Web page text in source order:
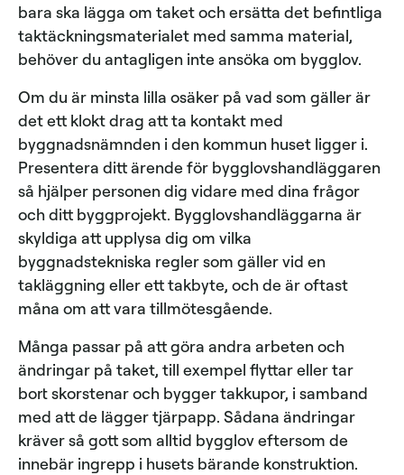
bara ska lägga om taket och ersätta det befintliga
taktäckningsmaterialet med samma material,
behöver du antagligen inte ansöka om bygglov.
Om du är minsta lilla osäker på vad som gäller är
det ett klokt drag att ta kontakt med
byggnadsnämnden i den kommun huset ligger i.
Presentera ditt ärende för bygglovshandläggaren
så hjälper personen dig vidare med dina frågor
och ditt byggprojekt. Bygglovshandläggarna är
skyldiga att upplysa dig om vilka
byggnadstekniska regler som gäller vid en
takläggning eller ett takbyte, och de är oftast
måna om att vara tillmötesgående.
Många passar på att göra andra arbeten och
ändringar på taket, till exempel flyttar eller tar
bort skorstenar och bygger takkupor, i samband
med att de lägger tjärpapp. Sådana ändringar
kräver så gott som alltid bygglov eftersom de
innebär ingrepp i husets bärande konstruktion.